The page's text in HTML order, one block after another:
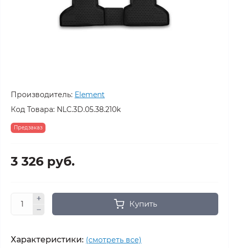
Производитель: Element
Код Товара: NLC.3D.05.38.210k
Предзаказ
3 326 руб.
Купить
Характеристики: (смотреть все)